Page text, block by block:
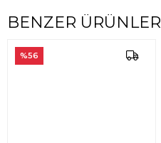
BENZER ÜRÜNLER
%56